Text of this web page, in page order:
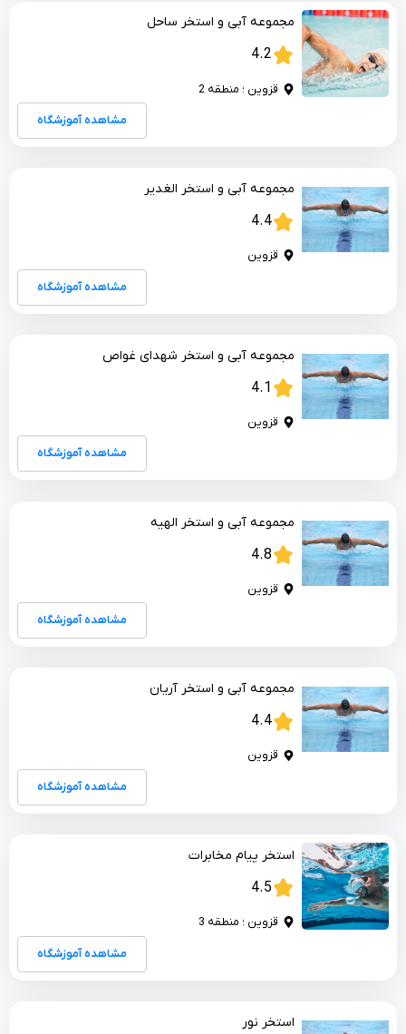
مجموعه آبی و استخر ساحل
4.2
قزوین ؛ منطقه 2
مشاهده آموزشگاه
مجموعه آبی و استخر الغدیر
4.4
قزوین
مشاهده آموزشگاه
مجموعه آبی و استخر شهدای غواص
4.1
قزوین
مشاهده آموزشگاه
مجموعه آبی و استخر الهیه
4.8
قزوین
مشاهده آموزشگاه
مجموعه آبی و استخر آریان
4.4
قزوین
مشاهده آموزشگاه
استخر پیام مخابرات
4.5
قزوین ؛ منطقه 3
مشاهده آموزشگاه
استخر نور